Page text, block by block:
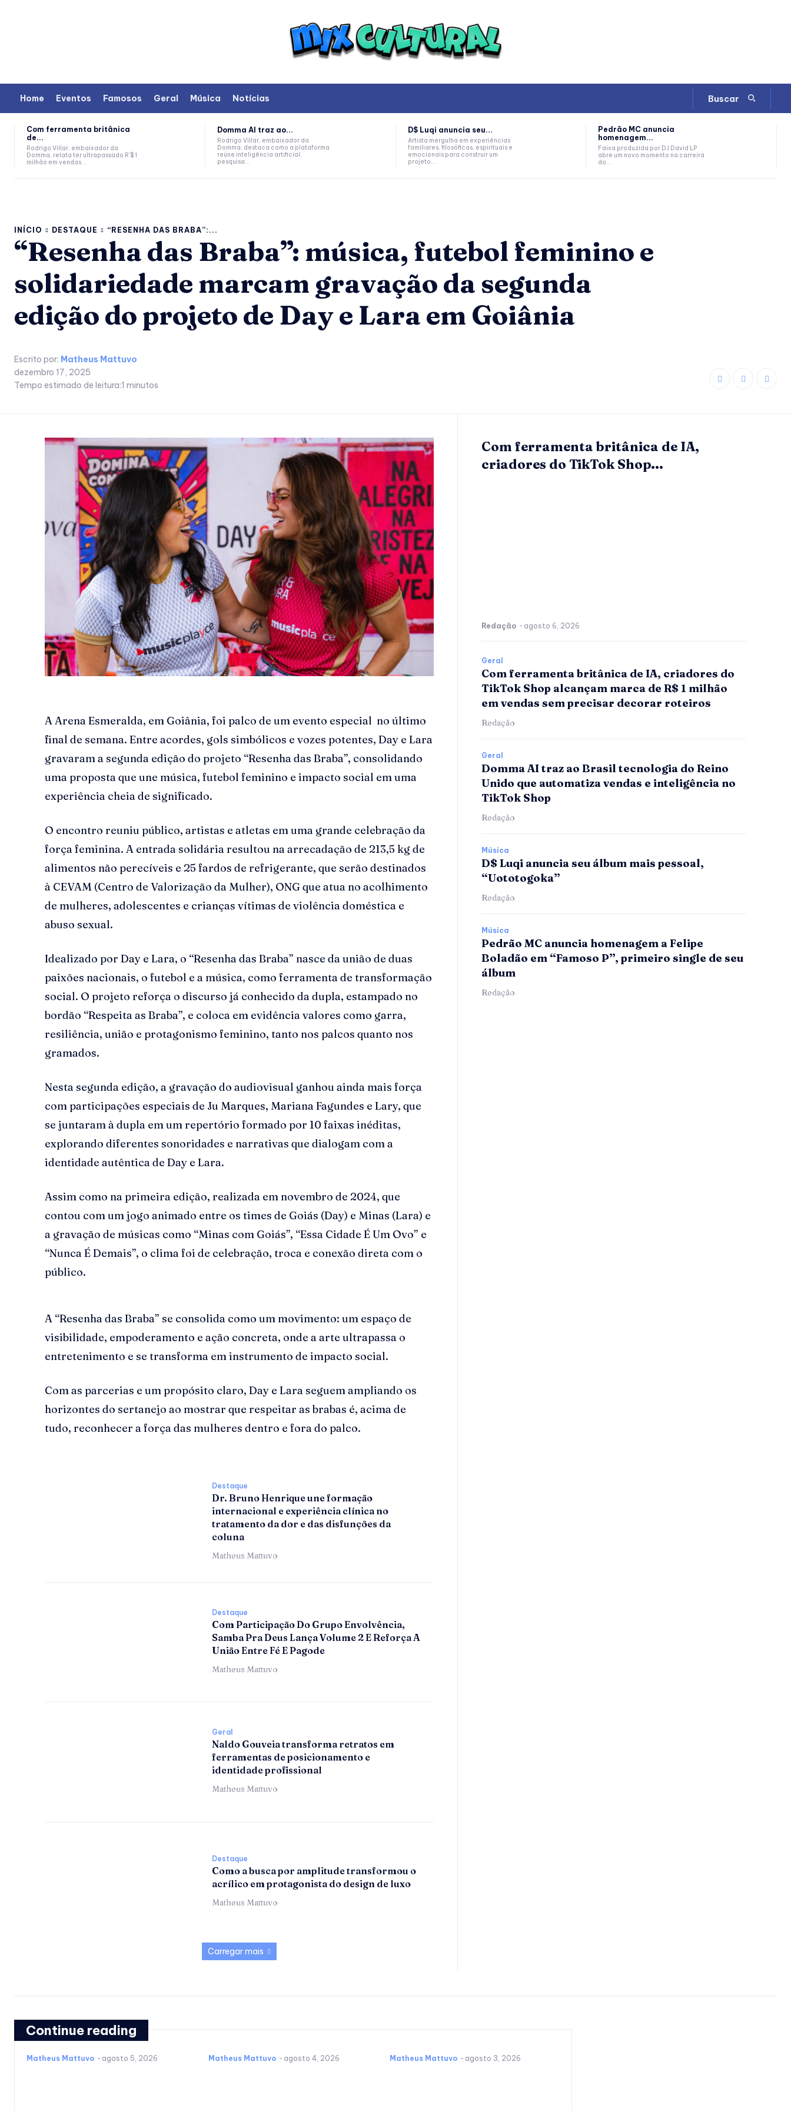
Home Eventos Famosos Geral Música Notícias Buscar
Com ferramenta britânica
de...
Rodrigo Villar, embaixador da
Domma, relata ter ultrapassado R`$ 1
milhão em vendas...
Domma AI traz ao...
Rodrigo Villar, embaixador da
Domma, destaca como a plataforma
reúne inteligência artificial,
pesquisa...
D$ Luqi anuncia seu...
Artista mergulha em experiências
familiares, filosóficas, espirituais e
emocionais para construir um
projeto...
Pedrão MC anuncia
homenagem...
Faixa produzida por DJ David LP
abre um novo momento na carreira
do...
INÍCIO DESTAQUE “RESENHA DAS BRABA”:...
“Resenha das Braba”: música, futebol feminino e
solidariedade marcam gravação da segunda
edição do projeto de Day e Lara em Goiânia
Escrito por: Matheus Mattuvo
dezembro 17, 2025
Tempo estimado de leitura:1 minutos
A Arena Esmeralda, em Goiânia, foi palco de um evento especial no último
final de semana. Entre acordes, gols simbólicos e vozes potentes, Day e Lara
gravaram a segunda edição do projeto “Resenha das Braba”, consolidando
uma proposta que une música, futebol feminino e impacto social em uma
experiência cheia de significado.
O encontro reuniu público, artistas e atletas em uma grande celebração da
força feminina. A entrada solidária resultou na arrecadação de 213,5 kg de
alimentos não perecíveis e 25 fardos de refrigerante, que serão destinados
à CEVAM (Centro de Valorização da Mulher), ONG que atua no acolhimento
de mulheres, adolescentes e crianças vítimas de violência doméstica e
abuso sexual.
Idealizado por Day e Lara, o “Resenha das Braba” nasce da união de duas
paixões nacionais, o futebol e a música, como ferramenta de transformação
social. O projeto reforça o discurso já conhecido da dupla, estampado no
bordão “Respeita as Braba”, e coloca em evidência valores como garra,
resiliência, união e protagonismo feminino, tanto nos palcos quanto nos
gramados.
Nesta segunda edição, a gravação do audiovisual ganhou ainda mais força
com participações especiais de Ju Marques, Mariana Fagundes e Lary, que
se juntaram à dupla em um repertório formado por 10 faixas inéditas,
explorando diferentes sonoridades e narrativas que dialogam com a
identidade autêntica de Day e Lara.
Assim como na primeira edição, realizada em novembro de 2024, que
contou com um jogo animado entre os times de Goiás (Day) e Minas (Lara) e
a gravação de músicas como “Minas com Goiás”, “Essa Cidade É Um Ovo” e
“Nunca É Demais”, o clima foi de celebração, troca e conexão direta com o
público.
A “Resenha das Braba” se consolida como um movimento: um espaço de
visibilidade, empoderamento e ação concreta, onde a arte ultrapassa o
entretenimento e se transforma em instrumento de impacto social.
Com as parcerias e um propósito claro, Day e Lara seguem ampliando os
horizontes do sertanejo ao mostrar que respeitar as brabas é, acima de
tudo, reconhecer a força das mulheres dentro e fora do palco.
Destaque
Dr. Bruno Henrique une formação
internacional e experiência clínica no
tratamento da dor e das disfunções da
coluna
Matheus Mattuvo
Destaque
Com Participação Do Grupo Envolvência,
Samba Pra Deus Lança Volume 2 E Reforça A
União Entre Fé E Pagode
Matheus Mattuvo
Geral
Naldo Gouveia transforma retratos em
ferramentas de posicionamento e
identidade profissional
Matheus Mattuvo
Destaque
Como a busca por amplitude transformou o
acrílico em protagonista do design de luxo
Matheus Mattuvo
Carregar mais
Com ferramenta britânica de IA,
criadores do TikTok Shop...
Redação - agosto 6, 2026
Geral
Com ferramenta britânica de IA, criadores do
TikTok Shop alcançam marca de R$ 1 milhão
em vendas sem precisar decorar roteiros
Redação
Geral
Domma AI traz ao Brasil tecnologia do Reino
Unido que automatiza vendas e inteligência no
TikTok Shop
Redação
Música
D$ Luqi anuncia seu álbum mais pessoal,
“Uototogoka”
Redação
Música
Pedrão MC anuncia homenagem a Felipe
Boladão em “Famoso P”, primeiro single de seu
álbum
Redação
Continue reading
Matheus Mattuvo - agosto 5, 2026 Matheus Mattuvo - agosto 4, 2026 Matheus Mattuvo - agosto 3, 2026